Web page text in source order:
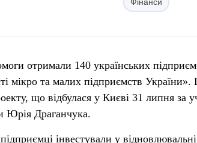
отримали 140 українських
мікро та малих підприємств
що відбулася у Києві 31 липня за
Юрія Драганчука.
інвестували у